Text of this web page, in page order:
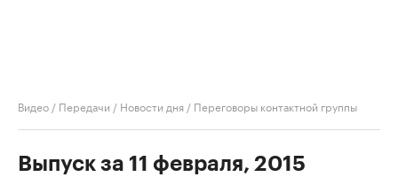
Видео / Передачи / Новости дня / Переговоры контактной группы
Выпуск за 11 февраля, 2015